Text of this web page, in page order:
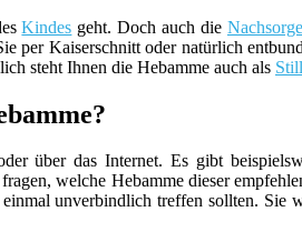
Kindes geht. Doch auch die Nachsorge
per Kaiserschnitt oder natürlich
steht Ihnen die Hebamme auch als
über das Internet. Es gibt
welche Hebamme dieser
unverbindlich treffen sollten. Sie